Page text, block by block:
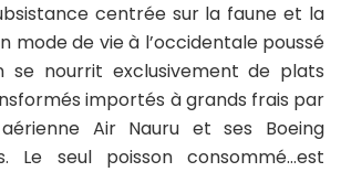
centrée sur la faune et la
mode de vie à l’occidentale poussé
se nourrit exclusivement de plats
importés à grands frais par
Air Nauru et ses Boeing
Le seul poisson consommé…est